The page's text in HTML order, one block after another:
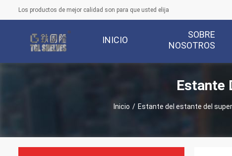
Los productos de mejor calidad son para que usted elija
INICIO
SOBRE
NOSOTROS
Estante
Inicio / Estante del estante del